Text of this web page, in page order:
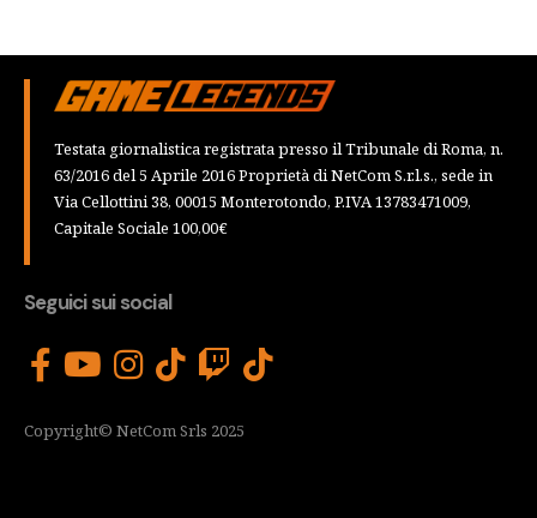
Testata giornalistica registrata presso il Tribunale di Roma, n.
63/2016 del 5 Aprile 2016 Proprietà di NetCom S.r.l.s., sede in
Via Cellottini 38, 00015 Monterotondo, P.IVA 13783471009,
Capitale Sociale 100,00€
Seguici sui social
Copyright© NetCom Srls 2025